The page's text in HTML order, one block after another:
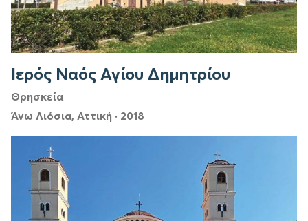
Ιερός Ναός Αγίου Δημητρίου
Θρησκεία
Άνω Λιόσια, Αττική · 2018